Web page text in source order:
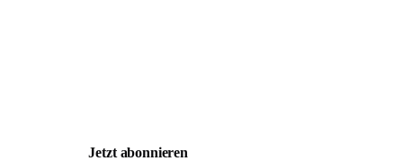
Jetzt abonnieren